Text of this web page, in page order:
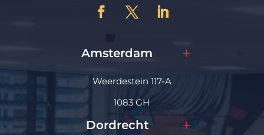
Amsterdam
Weerdestein 117-A
1083 GH
Dordrecht